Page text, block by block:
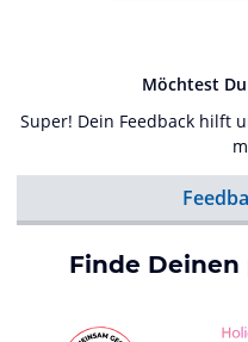
Möchtest
Super! Dein Feedback hilft
Finde